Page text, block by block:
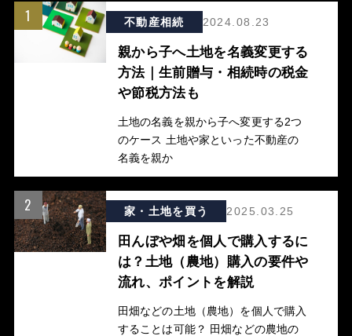
1 不動産相続 2024.08.23
親から子へ土地を名義変更する
方法｜生前贈与・相続時の税金
や節税方法も
土地の名義を親から子へ変更する2つ
のケース 土地や家といった不動産の
名義を親か
2 家・土地を買う 2025.03.25
田んぼや畑を個人で購入するに
は？土地（農地）購入の要件や
流れ、ポイントを解説
田畑などの土地（農地）を個人で購入
することは可能？ 田畑などの農地の